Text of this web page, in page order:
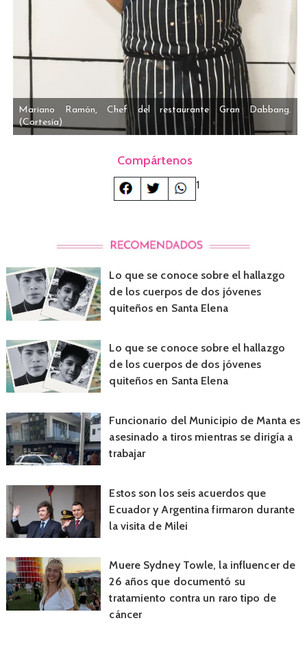
Mariano Ramón, Chef del restaurante Gran Dabbang.
(Cortesía)
Compártenos
1
Lo que se conoce sobre el hallazgo
de los cuerpos de dos jóvenes
quiteños en Santa Elena
Lo que se conoce sobre el hallazgo
de los cuerpos de dos jóvenes
quiteños en Santa Elena
Funcionario del Municipio de Manta es
asesinado a tiros mientras se dirigía a
trabajar
Estos son los seis acuerdos que
Ecuador y Argentina firmaron durante
la visita de Milei
Muere Sydney Towle, la influencer de
26 años que documentó su
tratamiento contra un raro tipo de
cáncer